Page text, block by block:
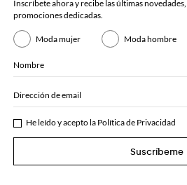
Inscríbete ahora y recibe las últimas
promociones dedicadas.
Moda mujer Moda hombre
Nombre
Dirección de email
He leído y acepto la Política de Privacidad
Suscríbeme